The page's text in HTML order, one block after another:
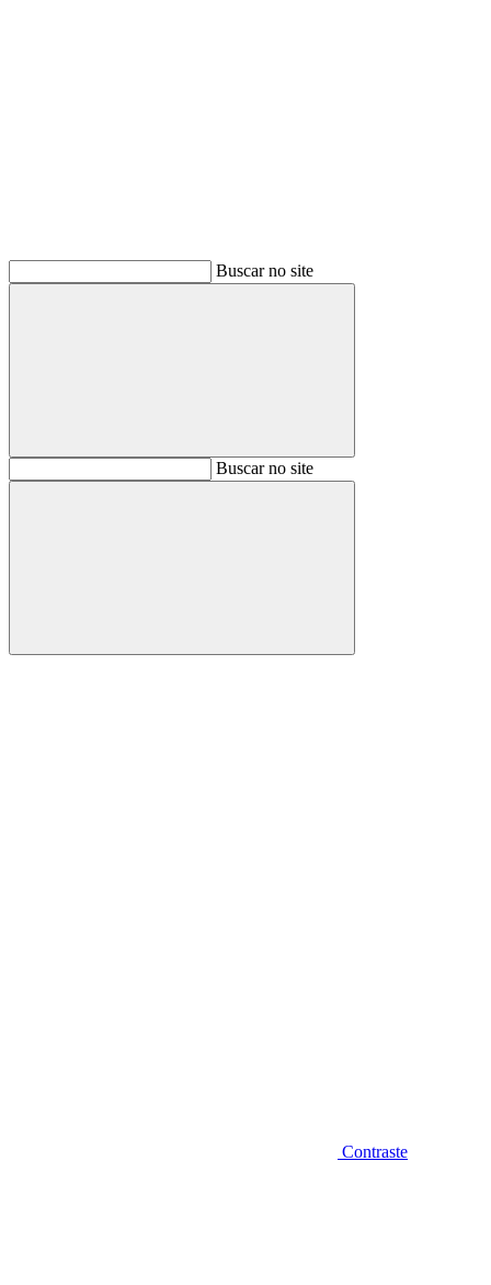
Buscar no site
BuscarBuscar no site
Buscar
Contraste